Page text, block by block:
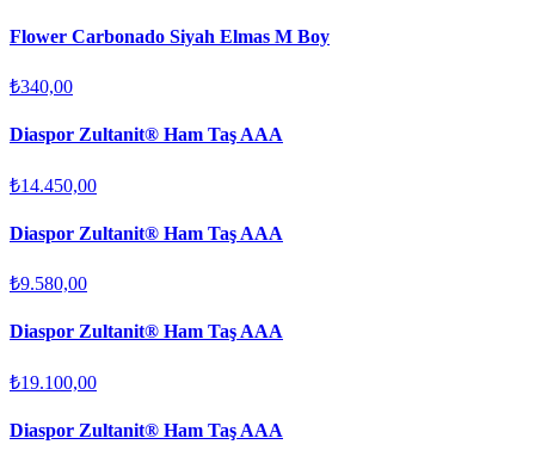
Flower Carbonado Siyah Elmas M Boy
₺340,00
Diaspor Zultanit® Ham Taş AAA
₺14.450,00
Diaspor Zultanit® Ham Taş AAA
₺9.580,00
Diaspor Zultanit® Ham Taş AAA
₺19.100,00
Diaspor Zultanit® Ham Taş AAA